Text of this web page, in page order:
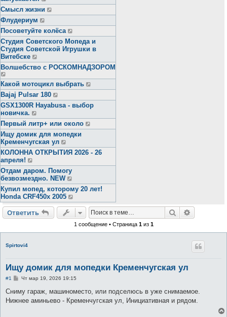
Смысл жизни
Флудериум
Посоветуйте колёса
Студия Советского Мопеда и
Студия Советской Игрушки в
Витебске
Волшебство с РОСКОМНАДЗОРОМ
Какой мотоцикл выбрать
Bajaj Pulsar 180
GSX1300R Hayabusa - выбор
новичка.
Первый литр+ или около
Ищу домик для мопедки
Кременчугская ул
КОЛОННА ОТКРЫТИЯ 2026 - 26
апреля!
Отдам даром. Помогу
безвозмездно. NEW
Купил мопед, которому 20 лет!
Honda CRF450x 2005
Ответить Поиск
1 сообщение • Страница 1из 1
Spirtovi4
Ищу домик для мопедки Кременчугская ул
#1
С
о
б
щ
Чт мар 19, 2026 19:15
Сниму гараж, машиноместо, или подселюсь в уже снимаемое.
Нижнее аминьево - Кременчугская ул, Инициативная и рядом.